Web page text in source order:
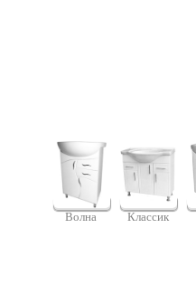
Волна Классик